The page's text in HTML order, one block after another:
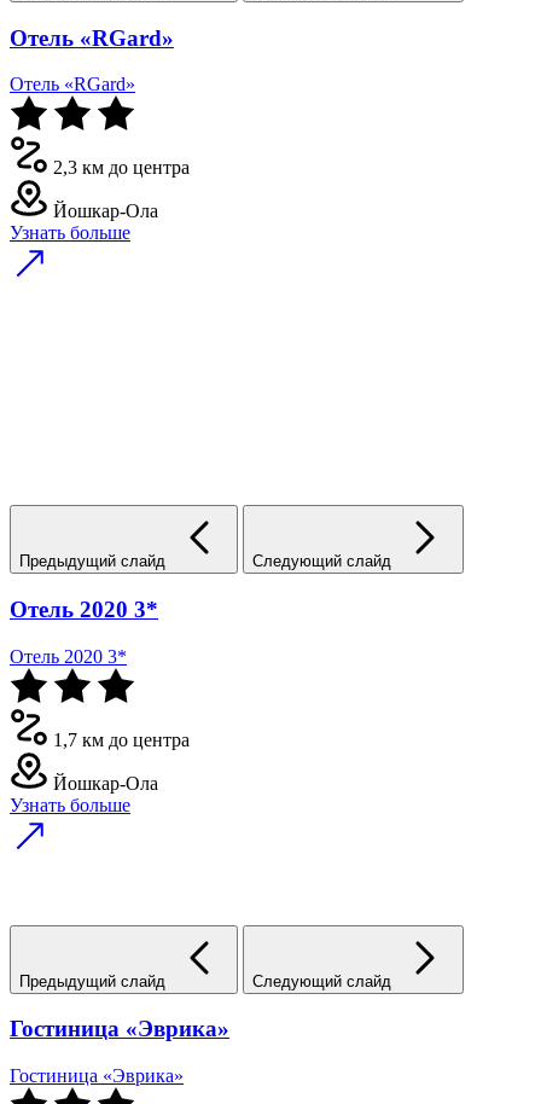
Отель «RGard»
Отель «RGard»
2,3 км до центра
Йошкар-Ола
Узнать больше
Предыдущий слайд Следующий слайд
Отель 2020 3*
Отель 2020 3*
1,7 км до центра
Йошкар-Ола
Узнать больше
Предыдущий слайд Следующий слайд
Гостиница «Эврика»
Гостиница «Эврика»